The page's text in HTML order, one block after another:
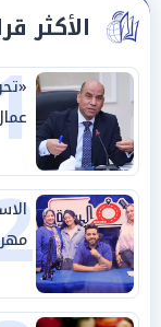
الأكثر